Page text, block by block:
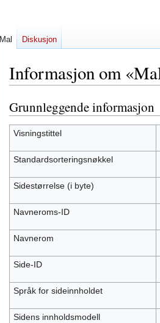
Informasjon om
Hopp
til
navigering
Hopp
til
søk
Grunnleggende informasjon
Visningstittel
Standardsorteringsnøkkel
Sidestørrelse (i byte)
Navneroms-ID
Navnerom
Side-ID
Språk for sideinnholdet
Sidens innholdsmodell
Mal Diskusjon